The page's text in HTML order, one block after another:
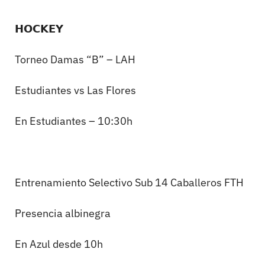
𝗛𝗢𝗖𝗞𝗘𝗬
Torneo Damas “B” – LAH
Estudiantes vs Las Flores
En Estudiantes – 10:30h
Entrenamiento Selectivo Sub 14 Caballeros FTH
Presencia albinegra
En Azul desde 10h